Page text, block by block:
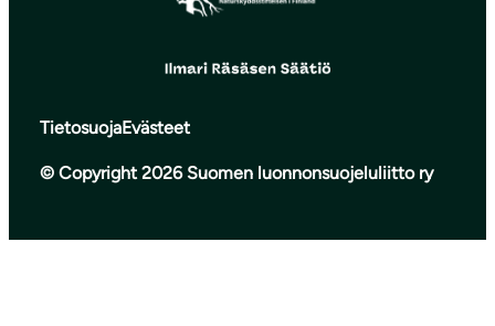
TietosuojaEvästeet
© Copyright 2026 Suomen luonnonsuojeluliitto ry